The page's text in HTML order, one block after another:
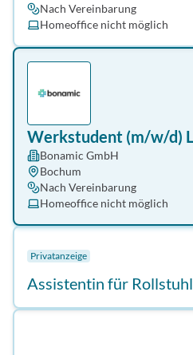
Nach Vereinbarung
Homeoffice nicht möglich
Werkstudent (m/w/d)
Bonamic GmbH
Bochum
Nach Vereinbarung
Homeoffice nicht möglich
Privatanzeige
Assistentin für